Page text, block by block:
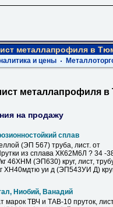
металлапрофиля в
и цены
металлапрофиля
на продажу
сплав
(ЭП 567) труба, лист. от
из сплава ХК62М6Л ? 34 -
46ХНМ (ЭП630) круг, лист,
ХН40мдтю уи д (ЭП543УИ Д)
Ниобий, Ванадий
марок ТВЧ и ТАВ-10 пруток,